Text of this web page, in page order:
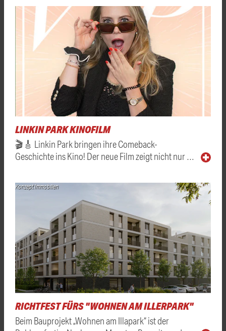
LINKIN PARK KINOFILM
🎬🎸 Linkin Park bringen ihre Comeback-
Geschichte ins Kino! Der neue Film zeigt nicht nur …
Konzept Immobilien
RICHTFEST FÜRS "WOHNEN AM ILLERPARK"
Beim Bauprojekt „Wohnen am Illapark“ ist der